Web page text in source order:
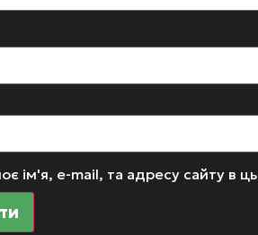
ім'я, e-mail, та адресу сайту в